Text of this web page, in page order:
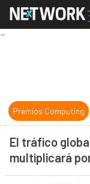
Premios Computing
El tráfico
multiplicará